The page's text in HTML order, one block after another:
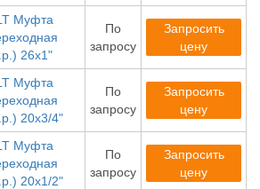
Муфта
26х1"
По
запросу
Запросить
цену
Муфта
20х3/4"
По
запросу
Запросить
цену
Муфта
20х1/2"
По
запросу
Запросить
цену